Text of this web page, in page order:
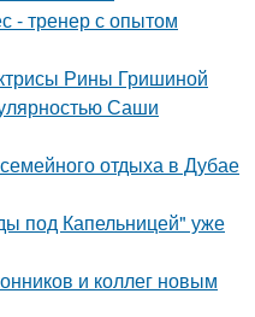
- тренер с опытом
Рины Гришиной
Саши
отдыха в Дубае
под Капельницей" уже
и коллег новым